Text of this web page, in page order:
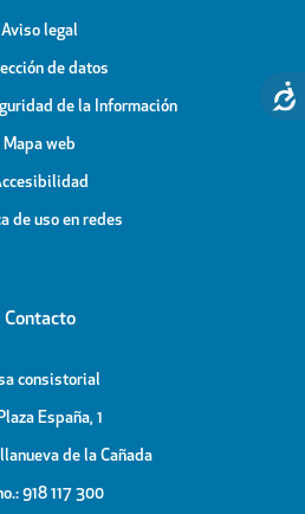
Aviso legal
de datos
de la Información
Mapa web
de uso en redes
Contacto
consistorial
España, 1
de la Cañada
918 117 300